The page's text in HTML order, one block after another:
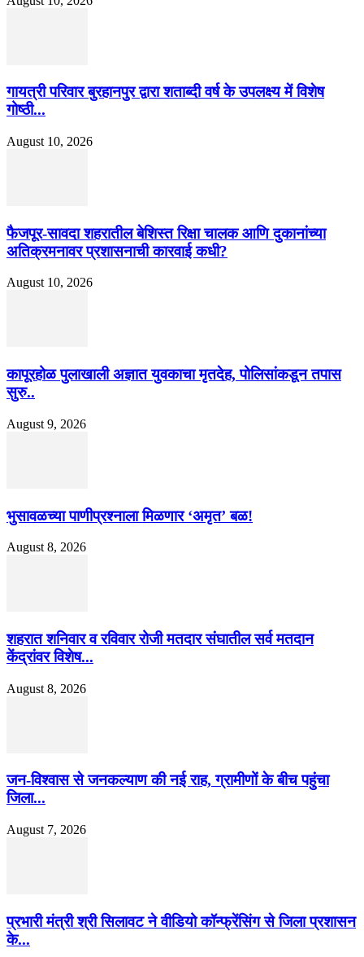
गायत्री परिवार बुरहानपुर द्वारा शताब्दी वर्ष के उपलक्ष्य में विशेष
गोष्ठी...
August 10, 2026
फैजपूर-सावदा शहरातील बेशिस्त रिक्षा चालक आणि दुकानांच्या
अतिक्रमनावर प्रशासनाची कारवाई कधी?
August 10, 2026
कापूरहोळ पुलाखाली अज्ञात युवकाचा मृतदेह, पोलिसांकडून तपास
सुरु..
August 9, 2026
भुसावळच्या पाणीप्रश्नाला मिळणार ‘अमृत’ बळ!
August 8, 2026
शहरात शनिवार व रविवार रोजी मतदार संघातील सर्व मतदान
केंद्रांवर विशेष...
August 8, 2026
जन-विश्वास से जनकल्याण की नई राह, ग्रामीणों के बीच पहुंचा
जिला...
August 7, 2026
प्रभारी मंत्री श्री सिलावट ने वीडियो कॉन्फ्रेंसिंग से जिला प्रशासन
के...